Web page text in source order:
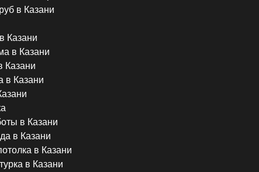
в Казани
Казани
в Казани
Казани
в Казани
в Казани
в Казани
в Казани
в Казани